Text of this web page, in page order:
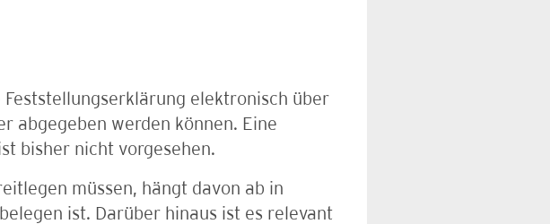
elektronisch über
abgegeben werden können. Eine
bisher nicht vorgesehen.
müssen, hängt davon ab in
ist. Darüber hinaus ist es relevant